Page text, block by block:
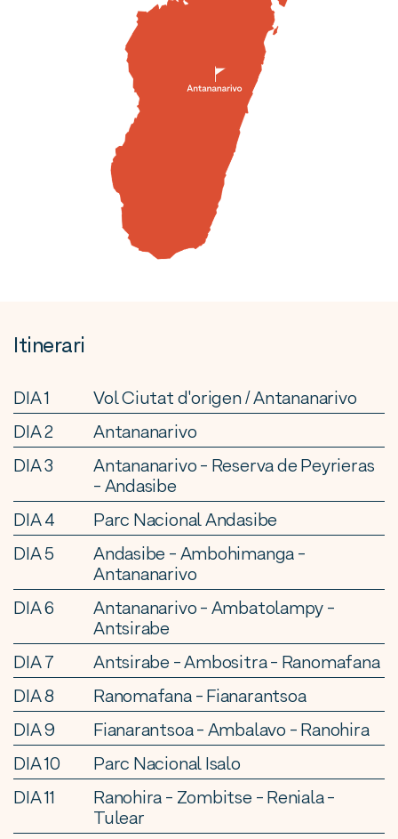
Itinerari
DIA 1
Vol Ciutat d'origen / Antananarivo
DIA 2
Antananarivo
DIA 3
Antananarivo - Reserva de Peyrieras
- Andasibe
DIA 4
Parc Nacional Andasibe
DIA 5
Andasibe - Ambohimanga -
Antananarivo
DIA 6
Antananarivo - Ambatolampy -
Antsirabe
DIA 7
Antsirabe - Ambositra - Ranomafana
DIA 8
Ranomafana - Fianarantsoa
DIA 9
Fianarantsoa - Ambalavo - Ranohira
DIA 10
Parc Nacional Isalo
DIA 11
Ranohira - Zombitse - Reniala -
Tulear